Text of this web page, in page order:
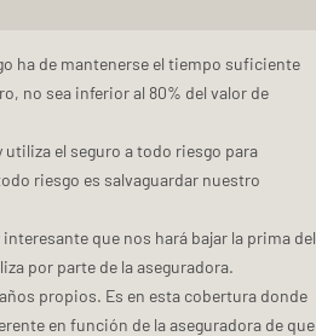
ha de mantenerse el tiempo suficiente
no sea inferior al 80% del valor de
el seguro a todo riesgo para
riesgo es salvaguardar nuestro
que nos hará bajar la prima del
por parte de la aseguradora.
propios. Es en esta cobertura donde
en función de la aseguradora de que